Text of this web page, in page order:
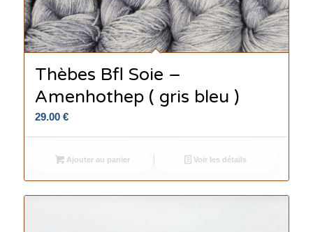
Thèbes Bfl Soie –
Amenhothep ( gris bleu )
29.00 €
Ajouter au panier Voir les détails